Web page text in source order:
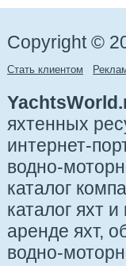
Copyright ©
Стать клиентом
яхтенных
интернет-
водно-
каталог
каталог яхт
аренде яхт,
водно-